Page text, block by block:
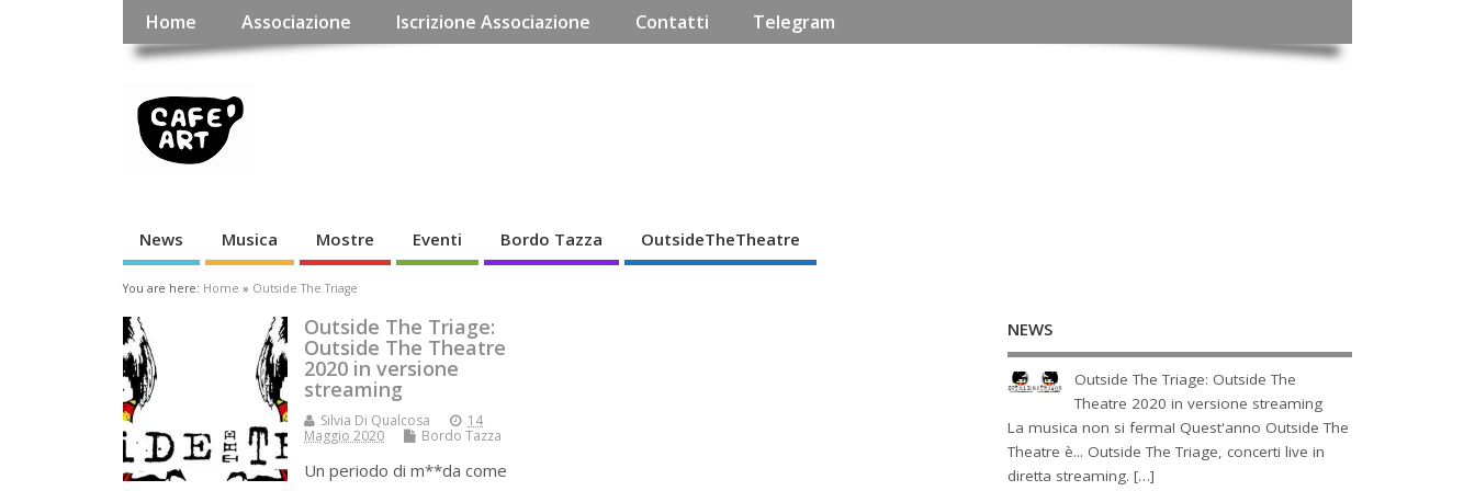
Home Associazione Iscrizione Associazione Contatti Telegram
News Musica Mostre Eventi Bordo Tazza OutsideTheTheatre
You are here: Home » Outside The Triage
Outside The Triage:
Outside The Theatre
2020 in versione
streaming
Silvia Di Qualcosa
14
Maggio 2020
Bordo Tazza
Un periodo di m**da come
NEWS
Outside The Triage: Outside The
Theatre 2020 in versione streaming
La musica non si ferma! Quest'anno Outside The
Theatre è... Outside The Triage, concerti live in
diretta streaming. […]